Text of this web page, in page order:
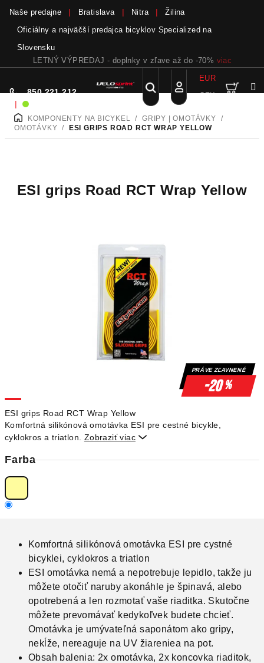
obsah
Naše predajne Bratislava Nitra
Žilina
Oficiálny a najväčší predajca bicyklov Specialized na
Slovensku
850 221 212
|
Hľadať
Prihlásenie
EUR
CZK
DOMOVKOMPONENTY NA BICYKEL / GRIPY | OMOTÁVKY
/
OMOTÁVKY / ESI GRIPS ROAD RCT WRAP YELLOW
ESI grips Road RCT Wrap Yellow
Komfortná silikónová omotávka ESI pre cestné bicykle,
cyklokros a triatlon.
Zobraziť viac 
Farba
ESI grips Road RCT Wrap Yellow
PRÁVE ZĽAVNENÉ
-20%
Komfortná silikónová omotávka ESI pre cystné
bicyklei, cyklokros a triatlon
ESI omotávka nemá a nepotrebuje lepidlo, takže ju
môžete otočiť naruby akonáhle je špinavá, alebo
opotrebená a len rozmotať vaše riaditka. Skutočne
môžete prevomávať kedykoľvek budete chcieť.
Omotávka je umývateľná saponátom ako gripy,
nekĺže, nereaguje na UV žiareniea na pot.
Obsah balenia: 2x omotávka, 2x koncovka riaditok,